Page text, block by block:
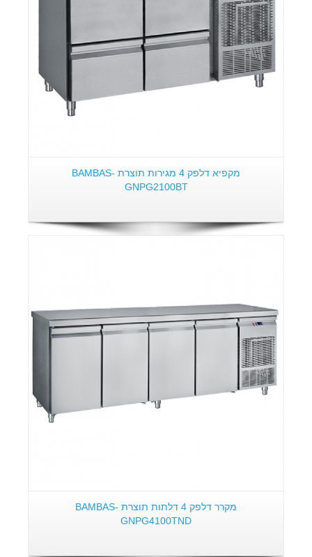
מקפיא דלפק 4 מגירות תוצרת BAMBAS-
GNPG2100BT
מקרר דלפק 4 דלתות תוצרת BAMBAS-
GNPG4100TND